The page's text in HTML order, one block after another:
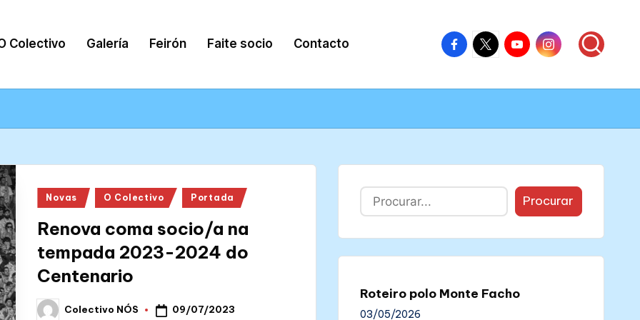
Colectivo Galería Feirón Faite socio Contacto
Facebook
–
Nós
X
–
Nós
Youtube
–
Nós
Instagram
–
Nós
Posted
Novas O Colectivo Portada
Renova coma socio/a na
tempada 2023-2024 do
Centenario
PostedColectivo NÓS 09/07/2023
Buscar Procurar
Roteiro polo Monte Facho
03/05/2026